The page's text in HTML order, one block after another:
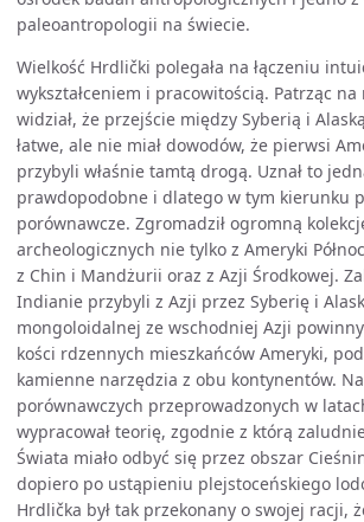
paleoantropologii na świecie.
Wielkość Hrdlički polegała na łączeniu
wykształceniem i pracowitością. Patrząc na
widział, że przejście między Syberią i
łatwe, ale nie miał dowodów, że pierwsi
przybyli właśnie tamtą drogą. Uznał to
prawdopodobne i dlatego w tym kierunku
porównawcze. Zgromadził ogromną
archeologicznych nie tylko z Ameryki
z Chin i Mandżurii oraz z Azji Środkowej.
Indianie przybyli z Azji przez Syberię i
mongoloidalnej ze wschodniej Azji
kości rdzennych mieszkańców Ameryki,
kamienne narzędzia z obu kontynentów.
porównawczych przeprowadzonych w
wypracował teorię, zgodnie z którą
Świata miało odbyć się przez obszar
dopiero po ustąpieniu plejstoceńskiego
Hrdlička był tak przekonany o swojej racji,